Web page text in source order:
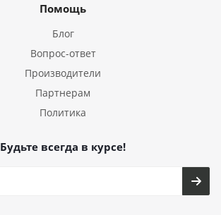
Помощь
Блог
Вопрос-ответ
Производители
Партнерам
Политика
Будьте всегда в курсе!